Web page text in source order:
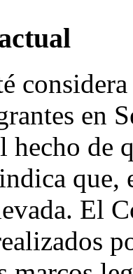
en
hecho de
que,
El